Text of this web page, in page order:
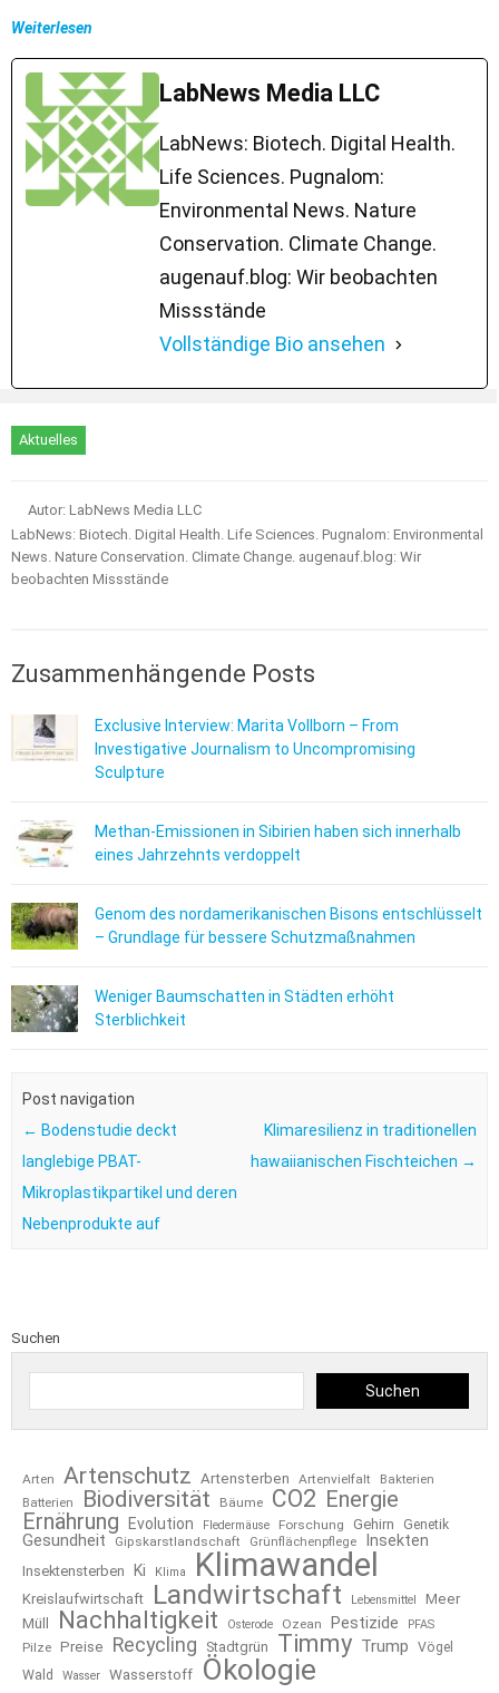
Weiterlesen
LabNews Media LLC
LabNews: Biotech. Digital Health.
Life Sciences. Pugnalom:
Environmental News. Nature
Conservation. Climate Change.
augenauf.blog: Wir beobachten
Missstände
Vollständige Bio ansehen
Aktuelles
Autor: LabNews Media LLC
LabNews: Biotech. Digital Health. Life Sciences. Pugnalom: Environmental
News. Nature Conservation. Climate Change. augenauf.blog: Wir
beobachten Missstände
Zusammenhängende Posts
Exclusive Interview: Marita Vollborn – From
Investigative Journalism to Uncompromising
Sculpture
Methan-Emissionen in Sibirien haben sich innerhalb
eines Jahrzehnts verdoppelt
Genom des nordamerikanischen Bisons entschlüsselt
– Grundlage für bessere Schutzmaßnahmen
Weniger Baumschatten in Städten erhöht
Sterblichkeit
Post navigation
← Bodenstudie deckt
langlebige PBAT-
Mikroplastikpartikel und deren
Nebenprodukte auf
Klimaresilienz in traditionellen
hawaiianischen Fischteichen →
Suchen
Suchen
Arten Artenschutz Artensterben Artenvielfalt
Bakterien
Batterien
Biodiversität Bäume CO2 Energie
Ernährung
Evolution Fledermäuse Forschung Gehirn Genetik
Gesundheit Gipskarstlandschaft Grünflächenpflege Insekten
Insektensterben Ki Klima Klimawandel
Kreislaufwirtschaft Landwirtschaft Lebensmittel
Meer
Müll
Nachhaltigkeit Osterode Ozean Pestizide PFAS
Pilze Preise Recycling Stadtgrün Timmy Trump
Vögel
Wald
Wasser Wasserstoff Ökologie